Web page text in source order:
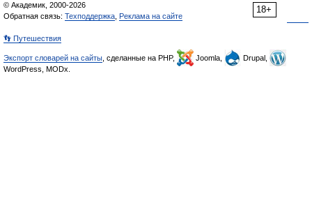
18+
© Академик, 2000-2026
Обратная связь: Техподдержка Реклама на сайте
👣 Путешествия
Экспорт словарей на сайты , сделанные на PHP, Joomla,
Drupal,
WordPress, MODx.